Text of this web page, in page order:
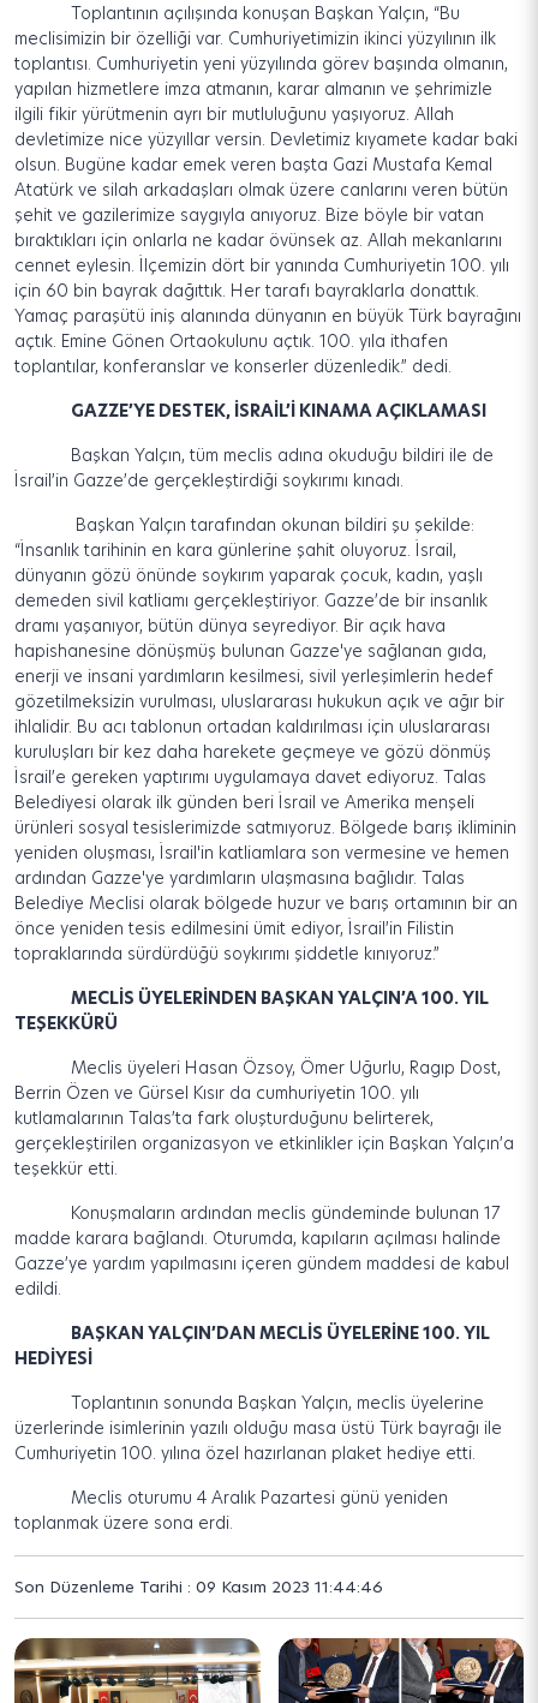
Toplantının açılışında konuşan Başkan Yalçın, “Bu
meclisimizin bir özelliği var. Cumhuriyetimizin ikinci yüzyılının ilk
toplantısı. Cumhuriyetin yeni yüzyılında görev başında olmanın,
yapılan hizmetlere imza atmanın, karar almanın ve şehrimizle
ilgili fikir yürütmenin ayrı bir mutluluğunu yaşıyoruz. Allah
devletimize nice yüzyıllar versin. Devletimiz kıyamete kadar baki
olsun. Bugüne kadar emek veren başta Gazi Mustafa Kemal
Atatürk ve silah arkadaşları olmak üzere canlarını veren bütün
şehit ve gazilerimize saygıyla anıyoruz. Bize böyle bir vatan
bıraktıkları için onlarla ne kadar övünsek az. Allah mekanlarını
cennet eylesin. İlçemizin dört bir yanında Cumhuriyetin 100. yılı
için 60 bin bayrak dağıttık. Her tarafı bayraklarla donattık.
Yamaç paraşütü iniş alanında dünyanın en büyük Türk bayrağını
açtık. Emine Gönen Ortaokulunu açtık. 100. yıla ithafen
toplantılar, konferanslar ve konserler düzenledik.” dedi.
GAZZE’YE DESTEK, İSRAİL’İ KINAMA AÇIKLAMASI
Başkan Yalçın, tüm meclis adına okuduğu bildiri ile de
İsrail’in Gazze’de gerçekleştirdiği soykırımı kınadı.
Başkan Yalçın tarafından okunan bildiri şu şekilde:
“İnsanlık tarihinin en kara günlerine şahit oluyoruz. İsrail,
dünyanın gözü önünde soykırım yaparak çocuk, kadın, yaşlı
demeden sivil katliamı gerçekleştiriyor. Gazze’de bir insanlık
dramı yaşanıyor, bütün dünya seyrediyor. Bir açık hava
hapishanesine dönüşmüş bulunan Gazze'ye sağlanan gıda,
enerji ve insani yardımların kesilmesi, sivil yerleşimlerin hedef
gözetilmeksizin vurulması, uluslararası hukukun açık ve ağır bir
ihlalidir. Bu acı tablonun ortadan kaldırılması için uluslararası
kuruluşları bir kez daha harekete geçmeye ve gözü dönmüş
İsrail’e gereken yaptırımı uygulamaya davet ediyoruz. Talas
Belediyesi olarak ilk günden beri İsrail ve Amerika menşeli
ürünleri sosyal tesislerimizde satmıyoruz. Bölgede barış ikliminin
yeniden oluşması, İsrail'in katliamlara son vermesine ve hemen
ardından Gazze'ye yardımların ulaşmasına bağlıdır. Talas
Belediye Meclisi olarak bölgede huzur ve barış ortamının bir an
önce yeniden tesis edilmesini ümit ediyor, İsrail’in Filistin
topraklarında sürdürdüğü soykırımı şiddetle kınıyoruz.”
MECLİS ÜYELERİNDEN BAŞKAN YALÇIN’A 100. YIL
TEŞEKKÜRÜ
Meclis üyeleri Hasan Özsoy, Ömer Uğurlu, Ragıp Dost,
Berrin Özen ve Gürsel Kısır da cumhuriyetin 100. yılı
kutlamalarının Talas’ta fark oluşturduğunu belirterek,
gerçekleştirilen organizasyon ve etkinlikler için Başkan Yalçın’a
teşekkür etti.
Konuşmaların ardından meclis gündeminde bulunan 17
madde karara bağlandı. Oturumda, kapıların açılması halinde
Gazze’ye yardım yapılmasını içeren gündem maddesi de kabul
edildi.
BAŞKAN YALÇIN’DAN MECLİS ÜYELERİNE 100. YIL
HEDİYESİ
Toplantının sonunda Başkan Yalçın, meclis üyelerine
üzerlerinde isimlerinin yazılı olduğu masa üstü Türk bayrağı ile
Cumhuriyetin 100. yılına özel hazırlanan plaket hediye etti.
Meclis oturumu 4 Aralık Pazartesi günü yeniden
toplanmak üzere sona erdi.
Son Düzenleme Tarihi : 09 Kasım 2023 11:44:46